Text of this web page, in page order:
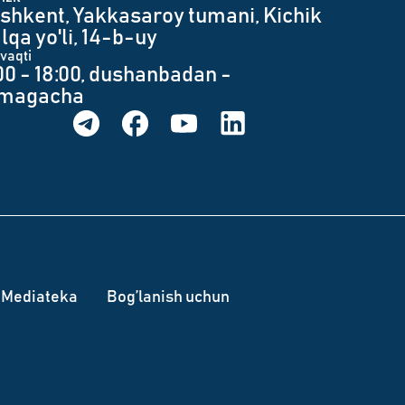
Yakkasaroy tumani, Kichik
yo'li, 14-b-uy
- 18:00, dushanbadan -
Mediateka Bog’lanish uchun